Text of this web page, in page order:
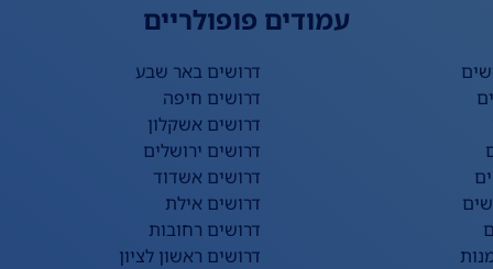
עמודים פופולריים
דרושים באר שבע
דרושים חיפה
דרושים אשקלון
דרושים ירושלים
דרושים אשדוד
דרושים אילת
דרושים רחובות
דרושים ראשון לציון